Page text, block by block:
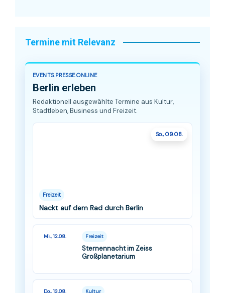
Termine mit Relevanz
EVENTS.PRESSE.ONLINE
Berlin erleben
Redaktionell ausgewählte Termine aus Kultur,
Stadtleben, Business und Freizeit.
So., 09.08.
Freizeit
Nackt auf dem Rad durch Berlin
Mi., 12.08. Freizeit
Sternennacht im Zeiss
Großplanetarium
Do., 13.08. Kultur